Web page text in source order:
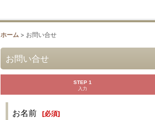
ホーム > お問い合せ
お問い合せ
STEP 1
入力
お名前 [必須]